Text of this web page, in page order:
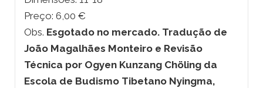
Preço: 6,00 €
Obs. Esgotado no mercado. Tradução de
João Magalhães Monteiro e Revisão
Técnica por Ogyen Kunzang Chöling da
Escola de Budismo Tibetano Nyingma,